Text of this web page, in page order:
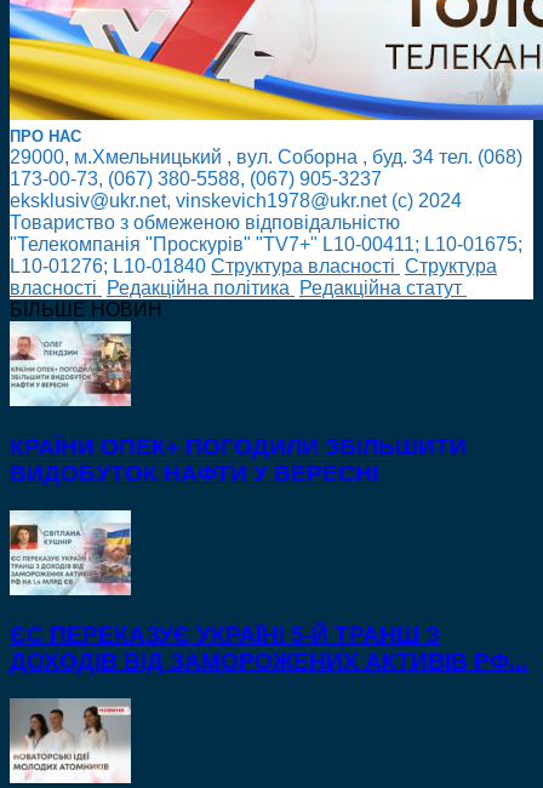
ПРО НАС
29000, м.Хмельницький , вул. Соборна , буд. 34 тел. (068)
173-00-73, (067) 380-5588, (067) 905-3237
eksklusiv@ukr.net, vinskevich1978@ukr.net (с) 2024
Товариство з обмеженою відповідальністю
"Телекомпанія "Проскурів" "TV7+" L10-00411; L10-01675;
L10-01276; L10-01840 Cтруктура власності Cтруктура
власності
Редакційна політика
Редакційна статут
БІЛЬШЕ НОВИН
КРАЇНИ ОПЕК+ ПОГОДИЛИ ЗБІЛЬШИТИ
ВИДОБУТОК НАФТИ У ВЕРЕСНІ
ЄС ПЕРЕКАЗУЄ УКРАЇНІ 5-Й ТРАНШ З
ДОХОДІВ ВІД ЗАМОРОЖЕНИХ АКТИВІВ РФ...